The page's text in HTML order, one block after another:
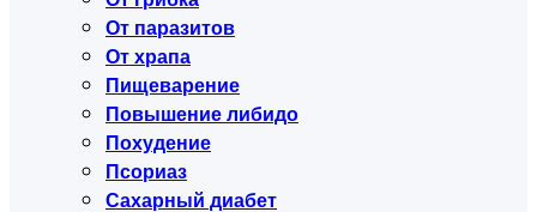
От паразитов
От храпа
Пищеварение
Повышение либидо
Похудение
Псориаз
Сахарный диабет